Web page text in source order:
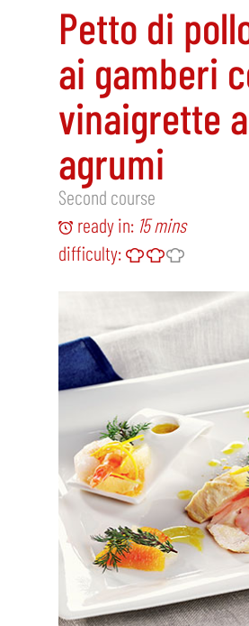
Petto di
ai gamberi
vinaigrette
agrumi
Second course
ready in: 15 mins
difficulty: